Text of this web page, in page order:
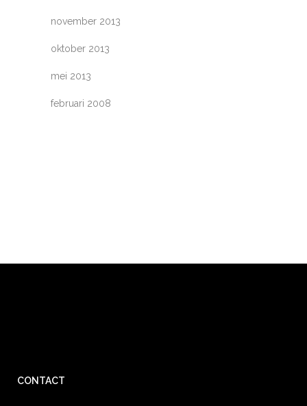
november 2013
oktober 2013
mei 2013
februari 2008
CONTACT